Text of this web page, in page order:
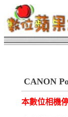
CANON
本數位相機